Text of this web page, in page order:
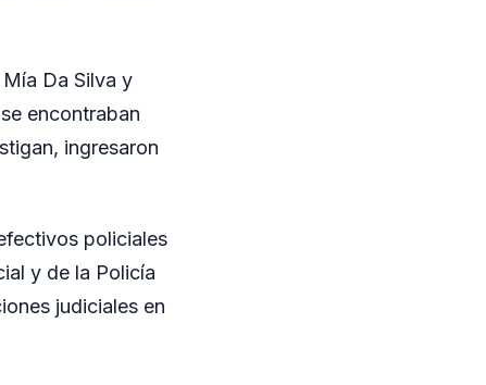
Da Silva y
encontraban
ingresaron
policiales
y de la Policía
judiciales en